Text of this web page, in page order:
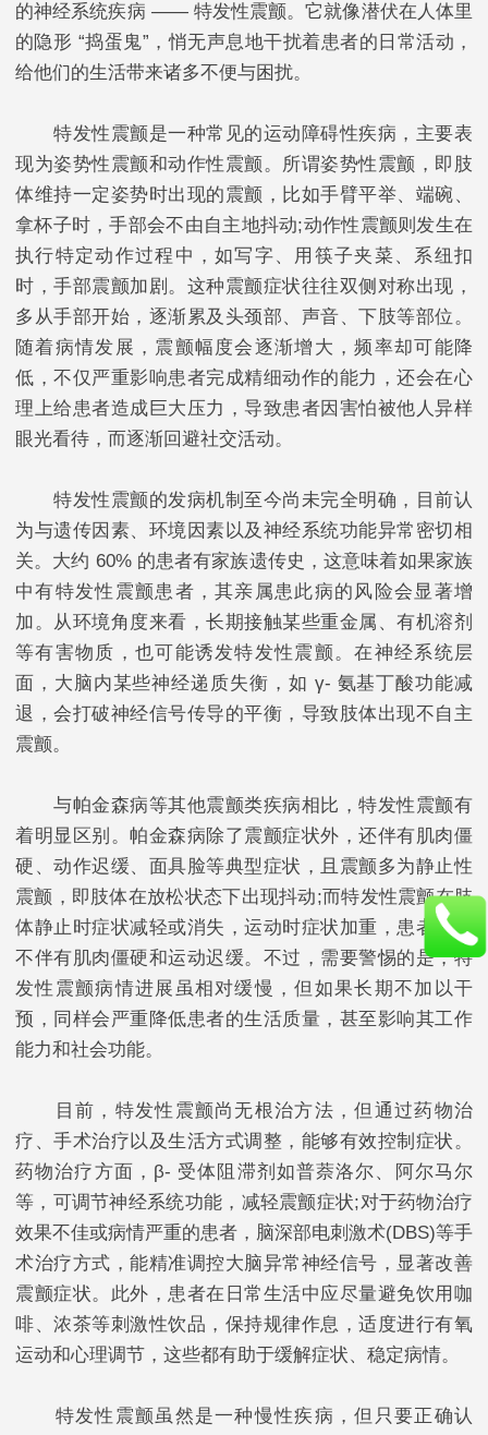
的神经系统疾病 —— 特发性震颤。它就像潜伏在人体里
的隐形 “捣蛋鬼”，悄无声息地干扰着患者的日常活动，
给他们的生活带来诸多不便与困扰。​
特发性震颤是一种常见的运动障碍性疾病，主要表
现为姿势性震颤和动作性震颤。所谓姿势性震颤，即肢
体维持一定姿势时出现的震颤，比如手臂平举、端碗、
拿杯子时，手部会不由自主地抖动;动作性震颤则发生在
执行特定动作过程中，如写字、用筷子夹菜、系纽扣
时，手部震颤加剧。这种震颤症状往往双侧对称出现，
多从手部开始，逐渐累及头颈部、声音、下肢等部位。
随着病情发展，震颤幅度会逐渐增大，频率却可能降
低，不仅严重影响患者完成精细动作的能力，还会在心
理上给患者造成巨大压力，导致患者因害怕被他人异样
眼光看待，而逐渐回避社交活动。​
特发性震颤的发病机制至今尚未完全明确，目前认
为与遗传因素、环境因素以及神经系统功能异常密切相
关。大约 60% 的患者有家族遗传史，这意味着如果家族
中有特发性震颤患者，其亲属患此病的风险会显著增
加。从环境角度来看，长期接触某些重金属、有机溶剂
等有害物质，也可能诱发特发性震颤。在神经系统层
面，大脑内某些神经递质失衡，如 γ- 氨基丁酸功能减
退，会打破神经信号传导的平衡，导致肢体出现不自主
震颤。​
与帕金森病等其他震颤类疾病相比，特发性震颤有
着明显区别。帕金森病除了震颤症状外，还伴有肌肉僵
硬、动作迟缓、面具脸等典型症状，且震颤多为静止性
震颤，即肢体在放松状态下出现抖动;而特发性震颤在肢
体静止时症状减轻或消失，运动时症状加重，患者通常
不伴有肌肉僵硬和运动迟缓。不过，需要警惕的是，特
发性震颤病情进展虽相对缓慢，但如果长期不加以干
预，同样会严重降低患者的生活质量，甚至影响其工作
能力和社会功能。​
目前，特发性震颤尚无根治方法，但通过药物治
疗、手术治疗以及生活方式调整，能够有效控制症状。
药物治疗方面，β- 受体阻滞剂如普萘洛尔、阿尔马尔
等，可调节神经系统功能，减轻震颤症状;对于药物治疗
效果不佳或病情严重的患者，脑深部电刺激术(DBS)等手
术治疗方式，能精准调控大脑异常神经信号，显著改善
震颤症状。此外，患者在日常生活中应尽量避免饮用咖
啡、浓茶等刺激性饮品，保持规律作息，适度进行有氧
运动和心理调节，这些都有助于缓解症状、稳定病情。​
特发性震颤虽然是一种慢性疾病，但只要正确认